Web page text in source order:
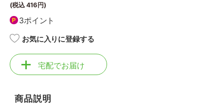
(税込416円)
3ポイント
お気に入りに登録する
宅配でお届け
商品説明